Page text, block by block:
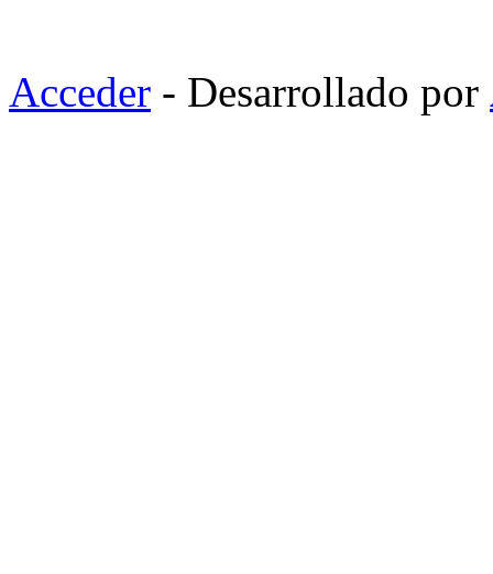
Acceder - Desarrollado por